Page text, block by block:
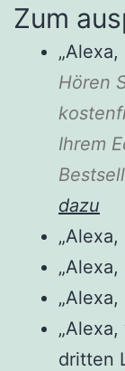
Zum
„Alexa,
Hören
Ihrem
dazu
dritten